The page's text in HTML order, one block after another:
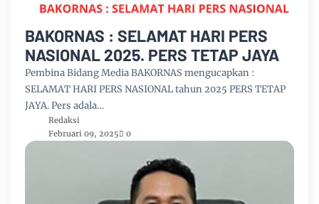
BAKORNAS : SELAMAT HARI PERS
NASIONAL 2025. PERS TETAP JAYA
Pembina Bidang Media BAKORNAS mengucapkan :
SELAMAT HARI PERS NASIONAL tahun 2025 PERS TETAP
JAYA. Pers adala…
Redaksi
Februari 09, 2025
0